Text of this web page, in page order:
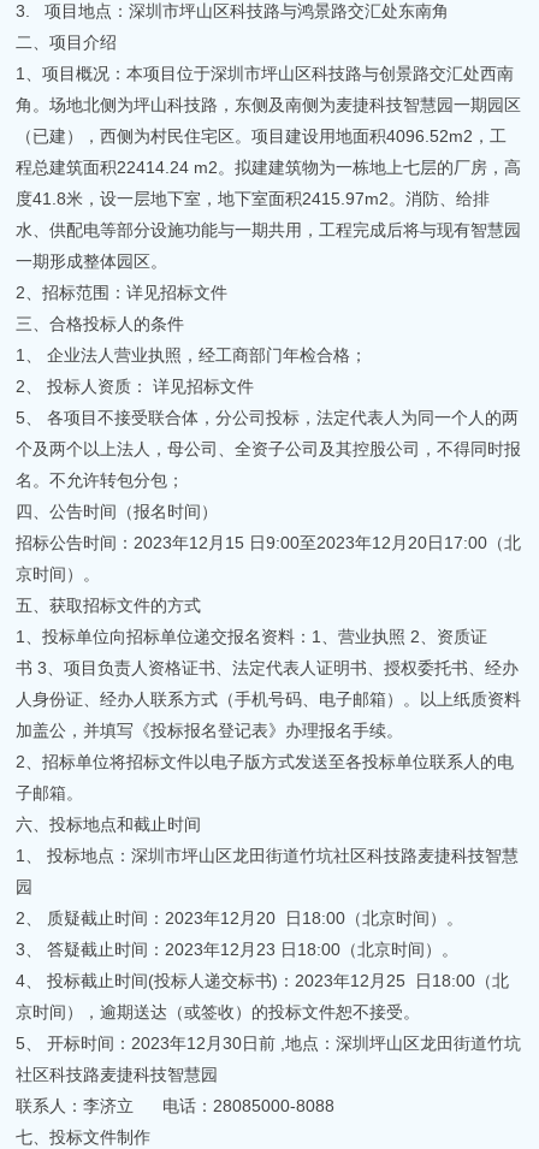
3. 项目地点：深圳市坪山区科技路与鸿景路交汇处东南角
二、项目介绍
1、项目概况：本项目位于深圳市坪山区科技路与创景路交汇处西南
角。场地北侧为坪山科技路，东侧及南侧为麦捷科技智慧园一期园区
（已建），西侧为村民住宅区。项目建设用地面积4096.52m2，工
程总建筑面积22414.24 m2。拟建建筑物为一栋地上七层的厂房，高
度41.8米，设一层地下室，地下室面积2415.97m2。消防、给排
水、供配电等部分设施功能与一期共用，工程完成后将与现有智慧园
一期形成整体园区。
2、招标范围：详见招标文件
三、合格投标人的条件
1、 企业法人营业执照，经工商部门年检合格；
2、 投标人资质： 详见招标文件
5、 各项目不接受联合体，分公司投标，法定代表人为同一个人的两
个及两个以上法人，母公司、全资子公司及其控股公司，不得同时报
名。不允许转包分包；
四、公告时间（报名时间）
招标公告时间：2023年12月15 日9:00至2023年12月20日17:00（北
京时间）。
五、获取招标文件的方式
1、投标单位向招标单位递交报名资料：1、营业执照 2、资质证
书 3、项目负责人资格证书、法定代表人证明书、授权委托书、经办
人身份证、经办人联系方式（手机号码、电子邮箱）。以上纸质资料
加盖公，并填写《投标报名登记表》办理报名手续。
2、招标单位将招标文件以电子版方式发送至各投标单位联系人的电
子邮箱。
六、投标地点和截止时间
1、 投标地点：深圳市坪山区龙田街道竹坑社区科技路麦捷科技智慧
园
2、 质疑截止时间：2023年12月20 日18:00（北京时间）。
3、 答疑截止时间：2023年12月23 日18:00（北京时间）。
4、 投标截止时间(投标人递交标书)：2023年12月25 日18:00（北
京时间），逾期送达（或签收）的投标文件恕不接受。
5、 开标时间：2023年12月30日前 ,地点：深圳坪山区龙田街道竹坑
社区科技路麦捷科技智慧园
联系人：李济立 电话：28085000-8088
七、投标文件制作